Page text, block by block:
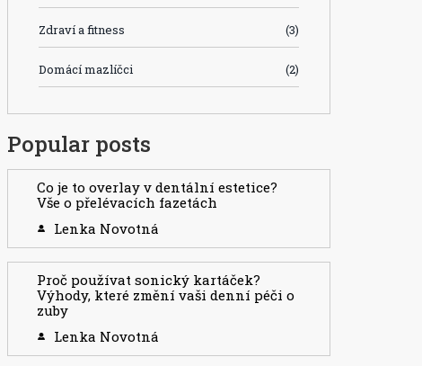
Zdraví a fitness (3)
Domácí mazlíčci (2)
Popular posts
Co je to overlay v dentální estetice?
Vše o přelévacích fazetách
Lenka Novotná
Proč používat sonický kartáček?
Výhody, které změní vaši denní péči o
zuby
Lenka Novotná